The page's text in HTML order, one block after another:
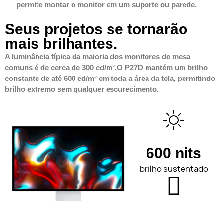
permite montar o monitor em um suporte ou parede.
Seus projetos se tornarão
mais brilhantes.
A luminância típica da maioria dos monitores de mesa
comuns é de cerca de 300 cd/m².O P27D mantém um brilho
constante de até 600 cd/m² em toda a área da tela, permitindo
brilho extremo sem qualquer escurecimento.
600 nits
brilho sustentado